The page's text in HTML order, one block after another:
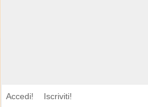
Accedi! Iscriviti!